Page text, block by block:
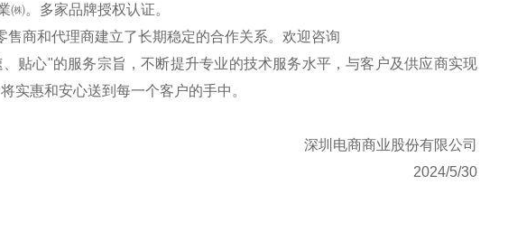
㈱。多家品牌授权认证。
商和代理商建立了长期稳定的合作关系。欢迎咨询
贴心"的服务宗旨，不断提升专业的技术服务水平，与客户及供应商实现
实惠和安心送到每一个客户的手中。
深圳电商商业股份有限公司
2024/5/30